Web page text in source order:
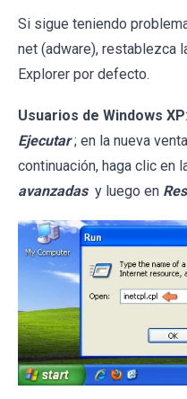
Si sigue teniendo
net (adware), restablezca
Explorer por defecto.
Usuarios de Windows XP
Ejecutar ; en la nueva
continuación, haga clic en
avanzadas y luego en